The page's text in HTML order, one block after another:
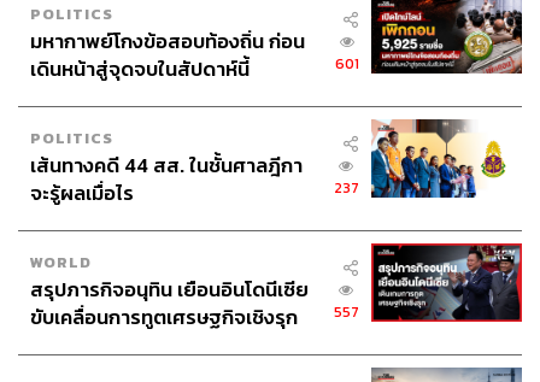
POLITICS
มหากาพย์โกงข้อสอบท้องถิ่น ก่อน
เดินหน้าสู่จุดจบในสัปดาห์นี้
601
POLITICS
เส้นทางคดี 44 สส. ในชั้นศาลฎีกา
จะรู้ผลเมื่อไร
237
WORLD
สรุปภารกิจอนุทิน เยือนอินโดนีเซีย
ขับเคลื่อนการทูตเศรษฐกิจเชิงรุก
557